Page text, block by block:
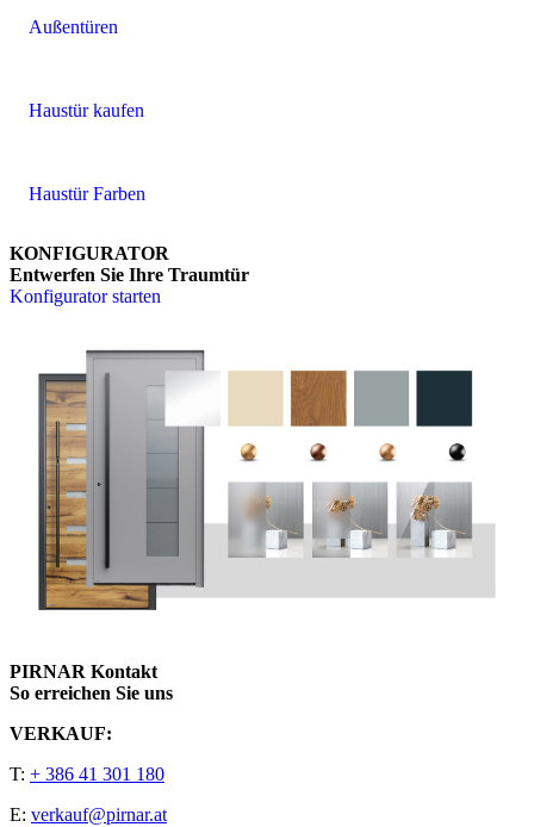
Außentüren
Haustür kaufen
Haustür Farben
KONFIGURATOR
Entwerfen Sie Ihre Traumtür
Konfigurator starten
PIRNAR Kontakt
So erreichen Sie uns
VERKAUF:
T: + 386 41 301 180
E: verkauf@pirnar.at